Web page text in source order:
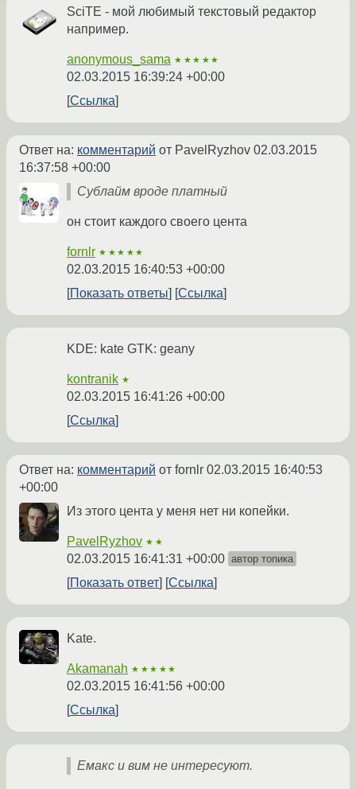
SciTE - мой любимый текстовый редактор
например.
anonymous_sama ★★★★★
02.03.2015 16:39:24 +00:00
Ссылка
Ответ на: комментарий от PavelRyzhov 02.03.2015
16:37:58 +00:00
Сублайм вроде платный
он стоит каждого своего цента
fornlr ★★★★★
02.03.2015 16:40:53 +00:00
Показать ответы
Ссылка
KDE: kate GTK: geany
kontranik ★
02.03.2015 16:41:26 +00:00
Ссылка
Ответ на: комментарий от fornlr 02.03.2015 16:40:53
+00:00
Из этого цента у меня нет ни копейки.
PavelRyzhov ★★
02.03.2015 16:41:31 +00:00 автор топика
Показать ответ Ссылка
Kate.
Akamanah ★★★★★
02.03.2015 16:41:56 +00:00
Ссылка
Емакс и вим не интересуют.